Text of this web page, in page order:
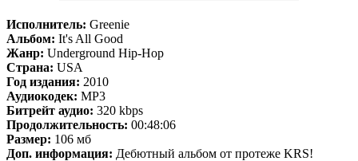
Исполнитель: Greenie
Альбом: It's All Good
Жанр: Underground Hip-Hop
Страна: USA
Год издания: 2010
Аудиокодек: MP3
Битрейт аудио: 320 kbps
Продолжительность: 00:48:06
Размер: 106 мб
Доп. информация: Дебютный альбом от протеже KRS!